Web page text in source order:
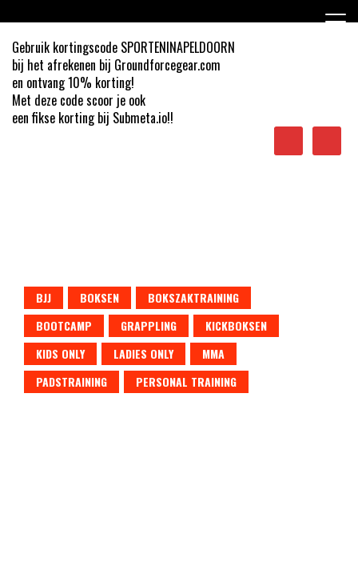
naar
inhoud
Gebruik kortingscode SPORTENINAPELDOORN
bij het afrekenen bij Groundforcegear.com
en ontvang 10% korting!
Met deze code scoor je ook
een fikse korting bij Submeta.io!!
BJJ BOKSEN
BOKSZAKTRAINING
BOOTCAMP
GRAPPLING
KICKBOKSEN
KIDS ONLY
LADIES ONLY
MMA
PADSTRAINING
PERSONAL TRAINING